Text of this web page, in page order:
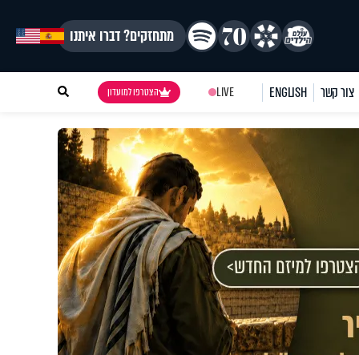
מתחזקים? דברו איתנו
צור קשר ENGLISH
LIVE הצטרפו למועדון